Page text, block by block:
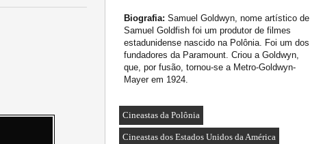
Biografia: Samuel Goldwyn, nome artístico de
Samuel Goldfish foi um produtor de filmes
estadunidense nascido na Polônia. Foi um dos
fundadores da Paramount. Criou a Goldwyn,
que, por fusão, tornou-se a Metro-Goldwyn-
Mayer em 1924.
Cineastas da Polônia
Cineastas dos Estados Unidos da América